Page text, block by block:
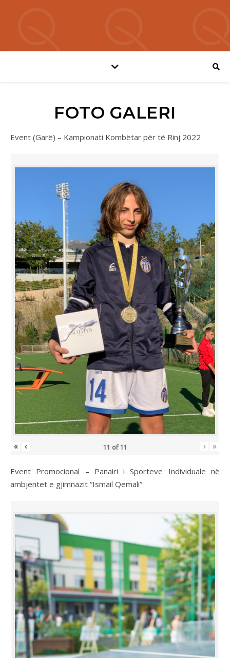
FOTO GALERI
Event (Garë) – Kampionati Kombëtar për të Rinj 2022
« ‹ 11 of 11 › »
Event Promocional – Panairi i Sporteve Individuale në
ambjentet e gjimnazit “Ismail Qemali”